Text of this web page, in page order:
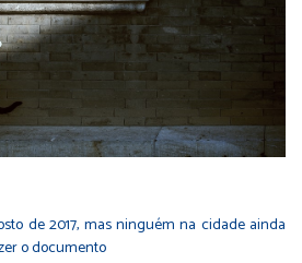
de 2017, mas ninguém na cidade ainda
o documento